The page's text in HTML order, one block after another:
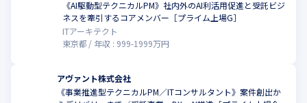
《AI駆動型テクニカルPM》社内外のAI利活用促進と受託ビジ
ネスを牽引するコアメンバー［プライム上場G］
ITアーキテクト
東京都
年収 : 999-1999万円
アヴァント株式会社
《事業推進型テクニカルPM／ITコンサルタント》案件創出か